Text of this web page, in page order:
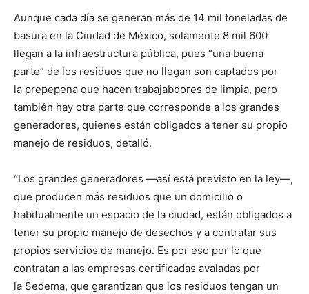
Aunque cada día se generan más de 14 mil toneladas de
basura en la Ciudad de México, solamente 8 mil 600
llegan a la infraestructura pública, pues “una buena
parte” de los residuos que no llegan son captados por
la prepepena que hacen trabajabdores de limpia, pero
también hay otra parte que corresponde a los grandes
generadores, quienes están obligados a tener su propio
manejo de residuos, detalló.
“Los grandes generadores —así está previsto en la ley—,
que producen más residuos que un domicilio o
habitualmente un espacio de la ciudad, están obligados a
tener su propio manejo de desechos y a contratar sus
propios servicios de manejo. Es por eso por lo que
contratan a las empresas certificadas avaladas por
la Sedema, que garantizan que los residuos tengan un